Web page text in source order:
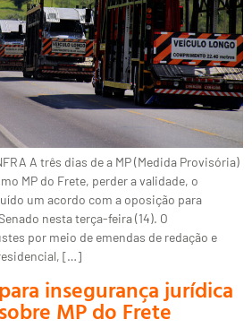
A três dias de a MP (Medida Provisória)
MP do Frete, perder a validade, o
um acordo com a oposição para
nesta terça-feira (14). O
por meio de emendas de redação e
[…]
insegurança jurídica
MP do Frete